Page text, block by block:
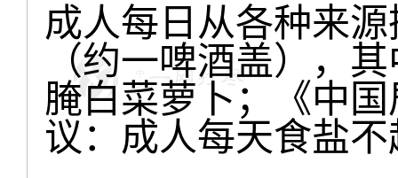
成人每日从各种来
（约一啤酒盖），
腌白菜萝卜；《中
议：成人每天食盐